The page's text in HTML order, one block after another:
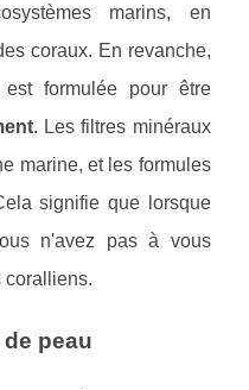
marins, en
coraux. En revanche,
formulée pour être
. Les filtres minéraux
marine, et les formules
signifie que lorsque
n'avez pas à vous
coralliens.
peau